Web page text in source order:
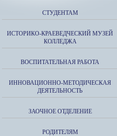
СТУДЕНТАМ
ИСТОРИКО-КРАЕВЕДЧЕСКИЙ МУЗЕЙ
КОЛЛЕДЖА
ВОСПИТАТЕЛЬНАЯ РАБОТА
ИННОВАЦИОННО-МЕТОДИЧЕСКАЯ
ДЕЯТЕЛЬНОСТЬ
ЗАОЧНОЕ ОТДЕЛЕНИЕ
РОДИТЕЛЯМ